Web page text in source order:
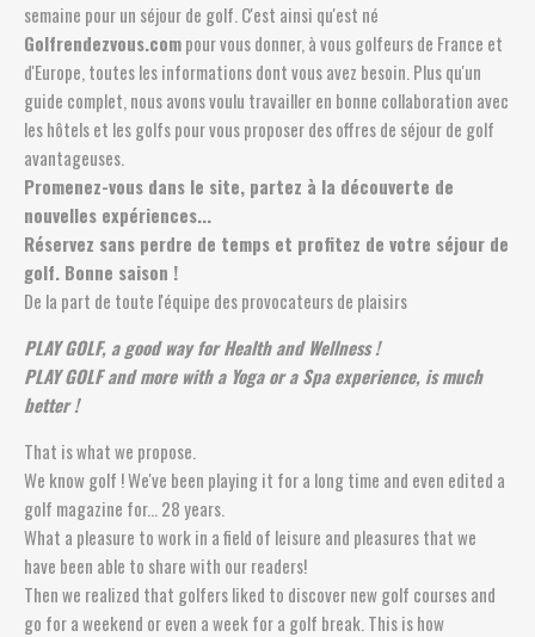
semaine pour un séjour de golf. C'est ainsi qu'est né
Golfrendezvous.compour vous donner, à vous golfeurs de France et
d'Europe, toutes les informations dont vous avez besoin. Plus qu'un
guide complet, nous avons voulu travailler en bonne collaboration avec
les hôtels et les golfs pour vous proposer des offres de séjour de golf
avantageuses.
Promenez-vous dans le site, partez à la découverte de
nouvelles expériences...
Réservez sans perdre de temps et profitez de votre séjour de
golf. Bonne saison !
De la part de toute l'équipe des provocateurs de plaisirs
PLAY GOLF, a good way for Health and Wellness !
PLAY GOLF and more with a Yoga or a Spa experience, is much
better !
That is what we propose.
We know golf ! We've been playing it for a long time and even edited a
golf magazine for... 28 years.
What a pleasure to work in a field of leisure and pleasures that we
have been able to share with our readers!
Then we realized that golfers liked to discover new golf courses and
go for a weekend or even a week for a golf break. This is how